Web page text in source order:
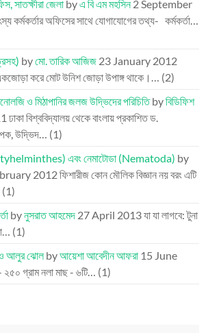
সাতক্ষীরা জেলা byএ বি এম মহসিন2 September
কর্মকর্তার অফিসের সাথে যোগাযোগের তথ্য- কর্মকর্তা…
byমো. তারিক আজিজ 23 January 2012
করে মোট উনিশ জোড়া উপাঙ্গ থাকে।… (2)
ও মিঠাপানির জলজ উদ্ভিদের পরিচিতিbyবিডিফিশ
ঢাকা বিশ্ববিদ্যালয় থেকে বাংলায় প্রকাশিত ড.
উদ্ভিদ… (1)
এবং নেমাটোডা (Nematoda) by
2012ফিশারীজ কোন মৌলিক বিজ্ঞান নয় বরং এটি
(1)
byনুসরাত আহমেদ 27 April 2013যা যা লাগবে: টুনা
(1)
ও আলুর ঝোলbyআয়েশা আবেদীন আফরা 15 June
গ্রাম নলা মাছ - ৬টি… (1)